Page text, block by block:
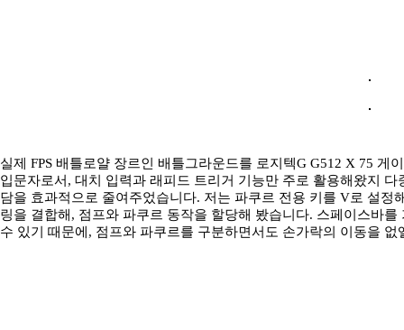
실제 FPS 배틀로얄 장르인 배틀그라운드를 로지텍G G512 X 75
입문자로서, 대치 입력과 래피드 트리거 기능만 주로 활용해왔지
담을 효과적으로 줄여주었습니다. 저는 파쿠르 전용 키를 V로 설정
링을 결합해, 점프와 파쿠르 동작을 할당해 봤습니다. 스페이스바
수 있기 때문에, 점프와 파쿠르를 구분하면서도 손가락의 이동을 없